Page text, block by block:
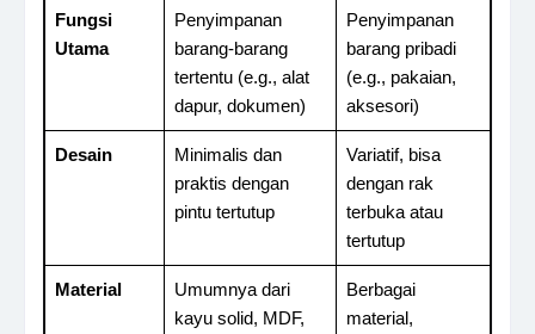
Fungsi
Utama
Penyimpanan
barang-barang
tertentu (e.g., alat
dapur, dokumen)
Penyimpanan
barang pribadi
(e.g., pakaian,
aksesori)
Desain
Minimalis dan
praktis dengan
pintu tertutup
Variatif, bisa
dengan rak
terbuka atau
tertutup
Material
Umumnya dari
kayu solid, MDF,
Berbagai
material,